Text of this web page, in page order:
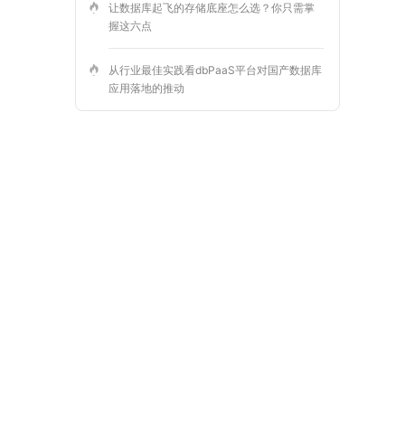
让数据库起飞的存储底座怎么选？你只需掌
握这六点
从行业最佳实践看dbPaaS平台对国产数据库
应用落地的推动